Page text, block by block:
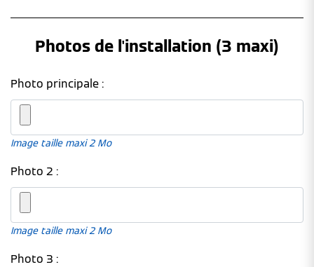
Photos de l'installation (3 maxi)
Photo principale :
Image taille maxi 2 Mo
Photo 2 :
Image taille maxi 2 Mo
Photo 3 :